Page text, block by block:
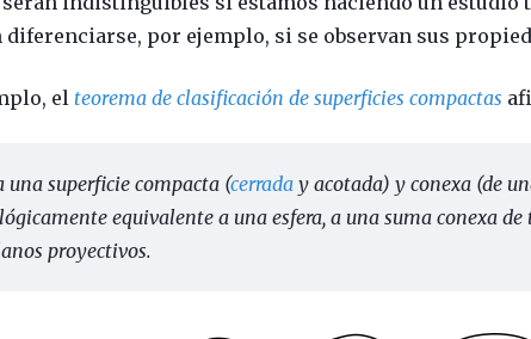
por ejemplo, si se observan sus
el teorema de clasificación de superficies compactas
una superficie compacta (cerrada y acotada) y conexa (de
equivalente a una esfera, a una suma conexa
proyectivos.